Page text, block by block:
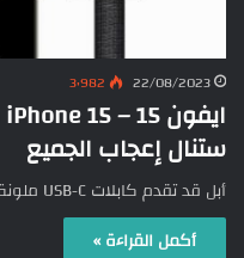
22/08/2023 3٬982
ستنال إعجاب الجميع
أبل قد تقدم كابلات USB-C ملونة تتوافق مع جهاز iPhone 15 الخاص بك
أكمل القراءة »